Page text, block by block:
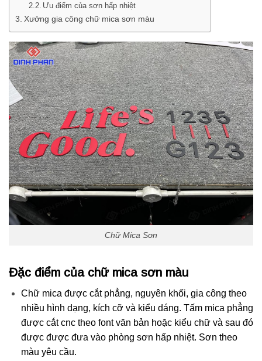
Ưu điểm của sơn hấp nhiệt
Xưởng gia công chữ mica sơn màu
Chữ Mica Sơn
Đặc điểm của chữ mica sơn màu
Chữ mica được cắt phẳng, nguyên khối, gia công theo
nhiều hình dạng, kích cỡ và kiểu dáng. Tấm mica phẳng
được cắt cnc theo font văn bản hoặc kiểu chữ và sau đó
được được đưa vào phòng sơn hấp nhiệt. Sơn theo
màu yêu cầu.